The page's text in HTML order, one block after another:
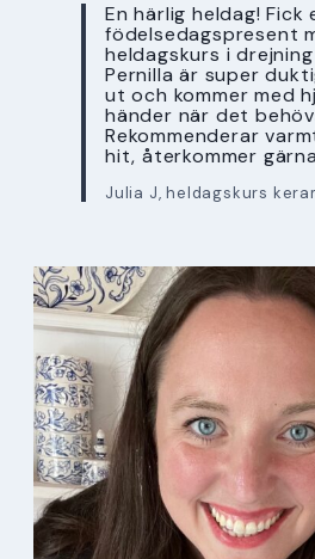
En härlig heldag!
födelsedagspresent
heldagskurs i
Pernilla är super
ut och kommer med
händer när det
Rekommenderar
hit, återkommer
Julia J, heldagskurs